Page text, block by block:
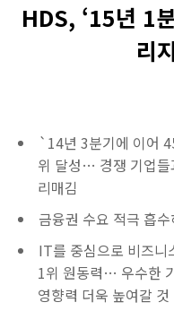
HDS, ‘15년 1
리
`14년 3분기에 이어
위 달성… 경쟁 기업들
리매김
금융권 수요 적극 흡
IT를 중심으로 비즈니
1위 원동력… 우수한
영향력 더욱 높여갈 것